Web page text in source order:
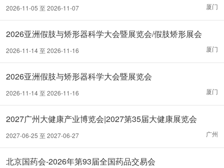
会
厦门
2026-11-05 至 2026-11-07
2026亚洲假肢与矫形器科学大会暨展览会/假肢矫形展会
厦门
2026-11-14 至 2026-11-16
2026亚洲假肢与矫形器科学大会暨展览会
厦门
2026-11-14 至 2026-11-16
2027广州大健康产业博览会|2027第35届大健康展览会
广州
2027-06-25 至 2027-06-27
北京国药会-2026年第93届全国药品交易会